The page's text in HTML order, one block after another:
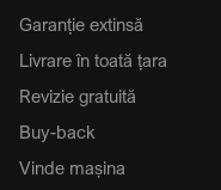
Garanție extinsă
Livrare în toată țara
Revizie gratuită
Buy-back
Vinde mașina